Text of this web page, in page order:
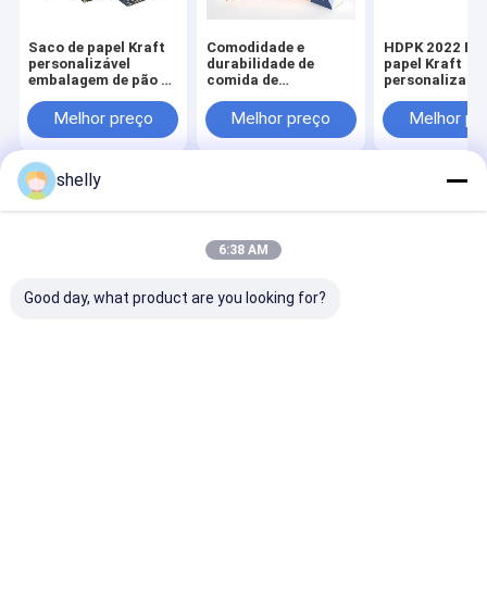
Saco de papel Kraft
personalizável
embalagem de pão e
levar embalagem de
alimentos impressão
descartável
Melhor preço
Comodidade e
durabilidade de
comida de
Carregar Bolsa de
papel Kraft
Melhor preço
HDPK 2022
papel Kraft
pessoalMelhor
Site
Conosco
Site
Mapa do Site
Privacy Policy
Reserved.
shelly
6:38 AM
Good day, what product are you looking for?